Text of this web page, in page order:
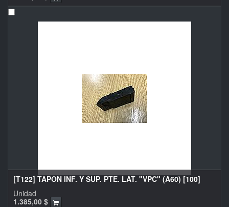
[T122] TAPON INF. Y SUP. PTE. LAT. "VPC" (A60) [100]
1.385,00 $
Unidad